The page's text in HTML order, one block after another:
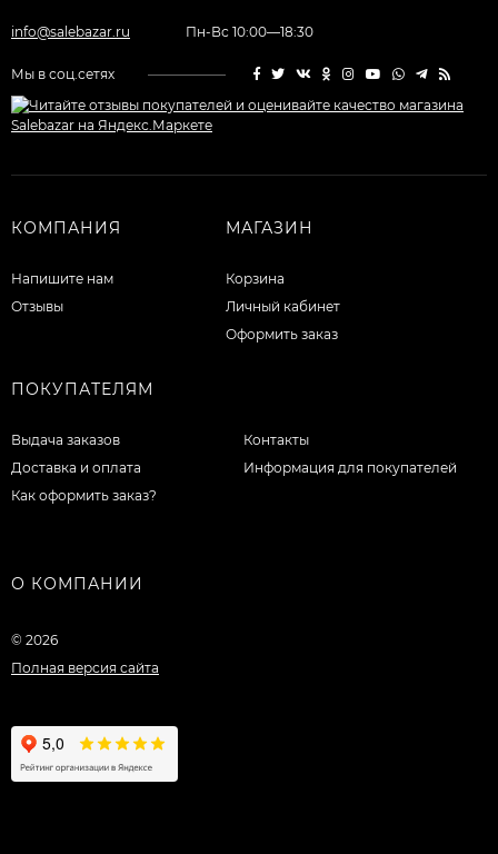
info@salebazar.ru Пн-Вс 10:00—18:30
Мы в соц.сетях
КОМПАНИЯ
Напишите нам
Отзывы
МАГАЗИН
Корзина
Личный кабинет
Оформить заказ
ПОКУПАТЕЛЯМ
Выдача заказов
Доставка и оплата
Как оформить заказ?
Контакты
Информация для покупателей
О КОМПАНИИ
© 2026
Полная версия сайта